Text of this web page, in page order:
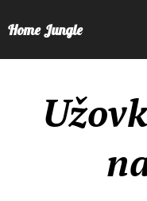
Home Jungle